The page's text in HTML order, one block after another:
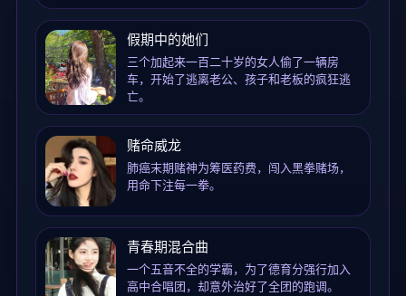
假期中的她们
三个加起来一百二十岁的女人偷了一辆房
车，开始了逃离老公、孩子和老板的疯狂逃
亡。
赌命威龙
肺癌末期赌神为筹医药费，闯入黑拳赌场，
用命下注每一拳。
青春期混合曲
一个五音不全的学霸，为了德育分强行加入
高中合唱团，却意外治好了全团的跑调。